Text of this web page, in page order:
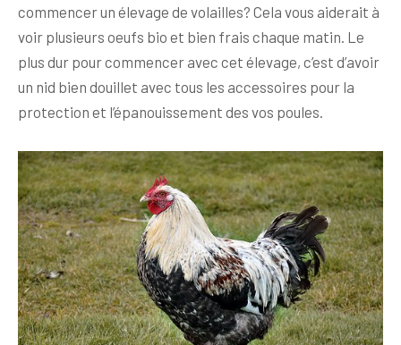
commencer un élevage de volailles? Cela vous aiderait à
voir plusieurs oeufs bio et bien frais chaque matin. Le
plus dur pour commencer avec cet élevage, c’est d’avoir
un nid bien douillet avec tous les accessoires pour la
protection et l’épanouissement des vos poules.